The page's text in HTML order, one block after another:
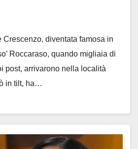
Crescenzo, diventata famosa in
Roccaraso, quando migliaia di
post, arrivarono nella località
in tilt, ha…